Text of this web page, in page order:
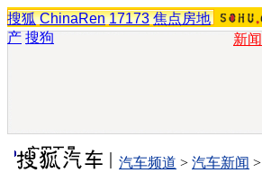
搜狐 ChinaRen 17173 焦点房地
产 搜狗 新闻
实用工具
汽车频道 > 汽车新闻 >